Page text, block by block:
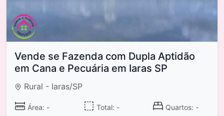
Vende se Fazenda com Dupla Aptidão
em Cana e Pecuária em Iaras SP
Rural - Iaras/SP
Área: - Total: - Quartos: -